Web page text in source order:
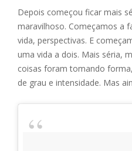
Depois começou ficar mais
maravilhoso. Começamos a
vida, perspectivas. E
uma vida a dois. Mais séria,
coisas foram tomando
de grau e intensidade. Mas